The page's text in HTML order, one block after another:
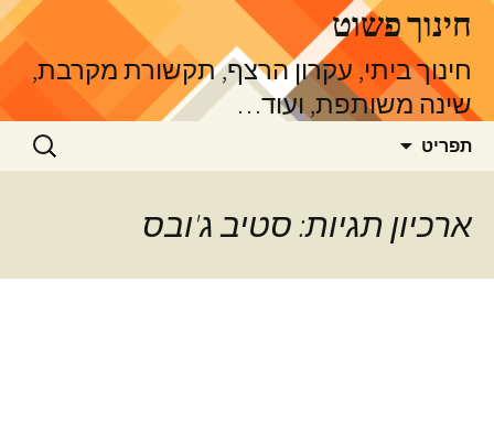
לדלג
לתוכןחינוך פשוט
חינוך ביתי, עקרון הרצף, תקשורת מקרבת,
שינה משותפת, ועוד…
תפריט חיפוש:
ארכיון תגיות: סטיב ג'ובס